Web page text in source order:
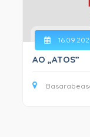
AO „ATOS”